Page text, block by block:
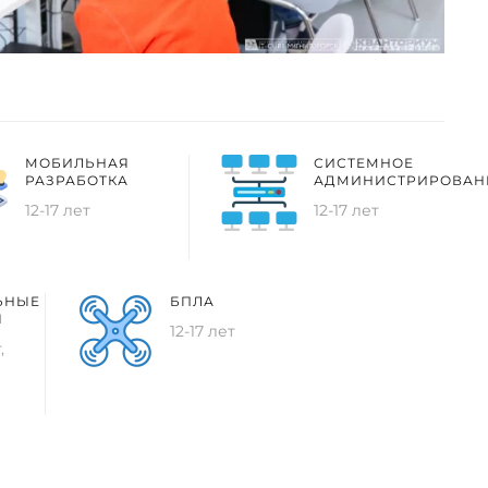
МОБИЛЬНАЯ
РАЗРАБОТКА
12-17 лет
СИСТЕМНОЕ
12-17 лет
БПЛА
12-17 лет